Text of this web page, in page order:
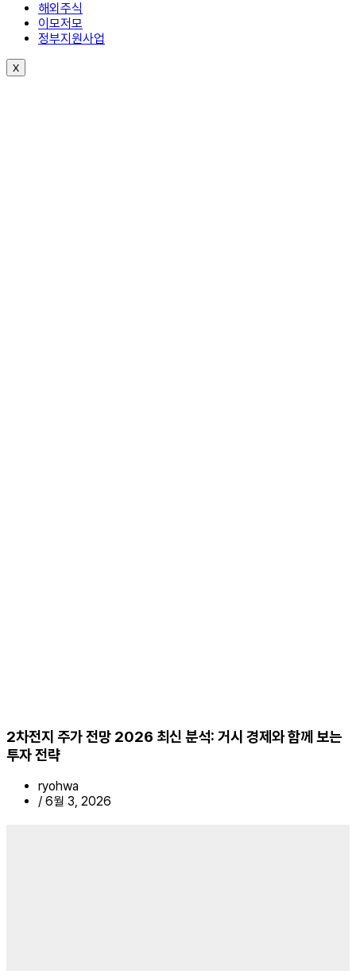
해외주식
이모저모
정부지원사업
X
2차전지 주가 전망 2026 최신 분석: 거시 경제와 함께 보는
투자 전략
ryohwa
/ 6월 3, 2026